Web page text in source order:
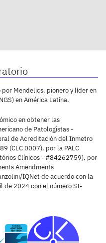
Mendelics, pionero y líder en
en América Latina.
en obtener las
de Patologistas -
de Acreditación del Inmetro
(CLC 0007), por la PALC
Clínicos - #84262759), por
Amendments
IQNet de acuerdo con la
de 2024 con el número SI-